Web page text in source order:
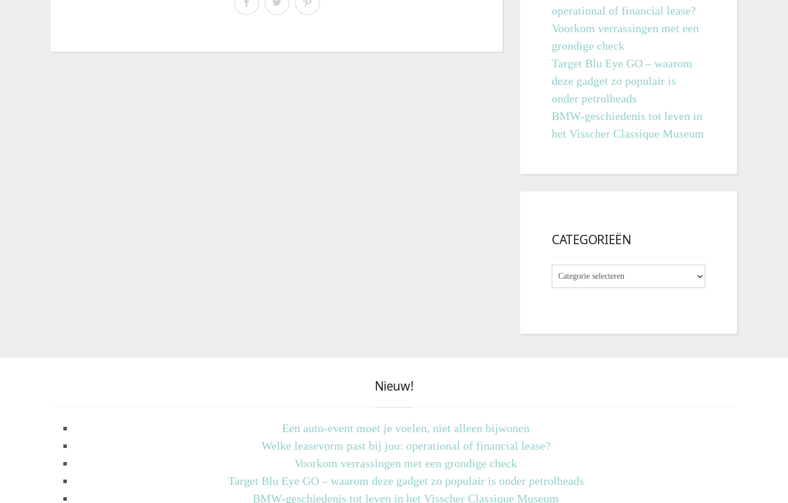
operational of financial lease?
Voorkom verrassingen met een
grondige check
Target Blu Eye GO – waarom
deze gadget zo populair is
onder petrolheads
BMW-geschiedenis tot leven in
het Visscher Classique Museum
CATEGORIEËN
Nieuw!
Een auto-event moet je voelen, niet alleen bijwonen
Welke leasevorm past bij jou: operational of financial lease?
Voorkom verrassingen met een grondige check
Target Blu Eye GO – waarom deze gadget zo populair is onder petrolheads
BMW-geschiedenis tot leven in het Visscher Classique Museum